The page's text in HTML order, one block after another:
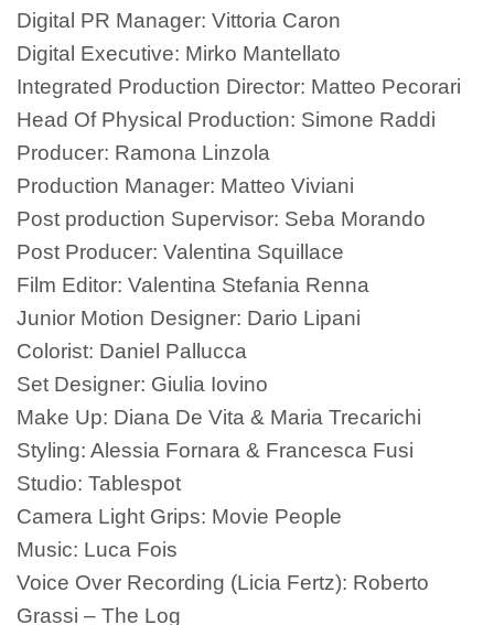
Digital PR Manager: Vittoria Caron
Digital Executive: Mirko Mantellato
Integrated Production Director: Matteo Pecorari
Head Of Physical Production: Simone Raddi
Producer: Ramona Linzola
Production Manager: Matteo Viviani
Post production Supervisor: Seba Morando
Post Producer: Valentina Squillace
Film Editor: Valentina Stefania Renna
Junior Motion Designer: Dario Lipani
Colorist: Daniel Pallucca
Set Designer: Giulia Iovino
Make Up: Diana De Vita & Maria Trecarichi
Styling: Alessia Fornara & Francesca Fusi
Studio: Tablespot
Camera Light Grips: Movie People
Music: Luca Fois
Voice Over Recording (Licia Fertz): Roberto
Grassi – The Log